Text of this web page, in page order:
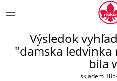
Výsledok
"damska ledvinka
bila
skladem